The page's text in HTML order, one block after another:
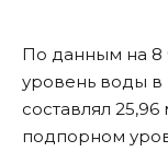
По данным на 8
уровень воды
составлял
подпорном